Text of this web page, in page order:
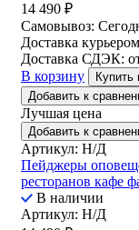
14 490 ₽
Самовывоз:
Доставка
Доставка СДЭК:
В корзину
Купить
Добавить к
Лучшая цена
Добавить к
Артикул: Н/Д
Пейджеры
ресторанов кафе
В наличии
Артикул: Н/Д